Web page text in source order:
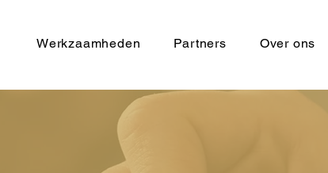
Werkzaamheden Partners Over ons